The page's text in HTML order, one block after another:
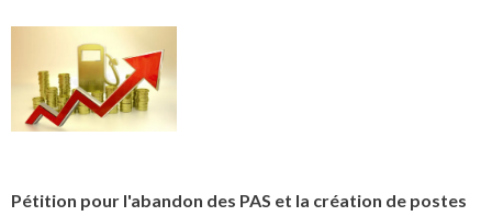
Pétition pour l'abandon des PAS et la création de postes